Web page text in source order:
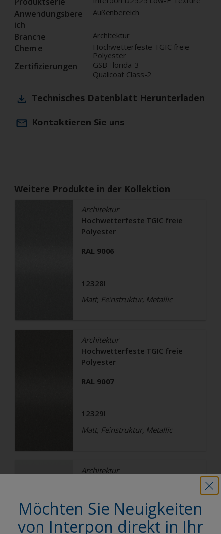
Anwendungsbere
ich
Außenbereich
Branche Architektur
Chemie
Hochwetterfeste TGIC freie
Polyester
Zertifizierungen
GSB Florida-3
Qualicoat Class-2
Technisches Datenblatt Herunterladen
Kontaktieren Sie uns
Weitere Produkte in der Kollektion
Architektur
Hochwetterfeste TGIC freie
Polyester
RAL 9006
12328I
Matt, Feinstruktur, Metallic
Architektur
Hochwetterfeste TGIC freie
Polyester
RAL 9007
12329I
Matt, Feinstruktur, Metallic
Architektur
RAL 9003
Möchten Sie Neuigkeiten
von Interpon direkt in Ihr